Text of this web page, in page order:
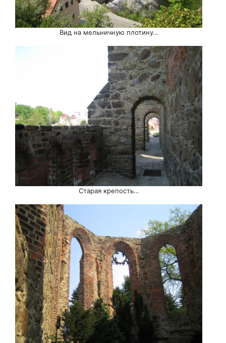
Вид на мельничную плотину…
Старая крепость…